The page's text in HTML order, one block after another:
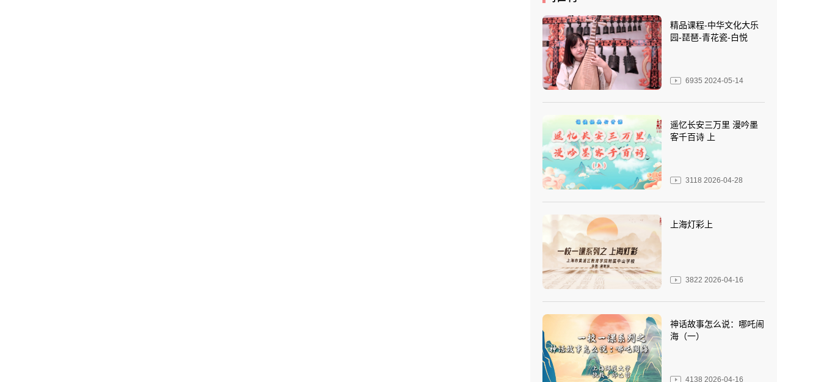
精品课程-中华文化大乐
园-琵琶-青花瓷-白悦
6935 2024-05-14
遥忆长安三万里 漫吟墨
客千百诗 上
3118 2026-04-28
上海灯彩上
3822 2026-04-16
神话故事怎么说：哪吒闹
海（一）
4138 2026-04-16